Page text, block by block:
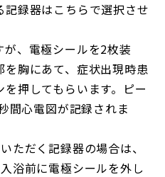
録器はこちらで選択させ
、電極シールを2枚装
胸にあて、症状出現時患
押してもらいます。ピー
間心電図が記録されま
ただく記録器の場合は、
浴前に電極シールを外し